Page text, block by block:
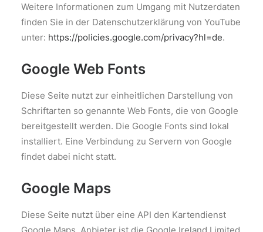
Weitere Informationen zum Umgang mit Nutzerdaten
finden Sie in der Datenschutzerklärung von YouTube
unter: https://policies.google.com/privacy?hl=de.
Google Web Fonts
Diese Seite nutzt zur einheitlichen Darstellung von
Schriftarten so genannte Web Fonts, die von Google
bereitgestellt werden. Die Google Fonts sind lokal
installiert. Eine Verbindung zu Servern von Google
findet dabei nicht statt.
Google Maps
Diese Seite nutzt über eine API den Kartendienst